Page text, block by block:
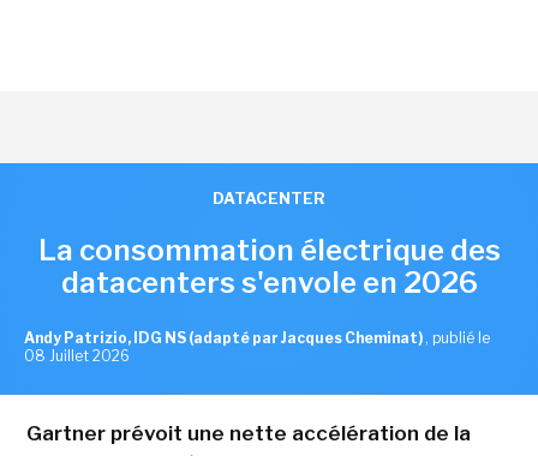
DATACENTER
La consommation électrique des
datacenters s'envole en 2026
Andy Patrizio, IDG NS (adapté par Jacques Cheminat) , publié le
08 Juillet 2026
Gartner prévoit une nette accélération de la